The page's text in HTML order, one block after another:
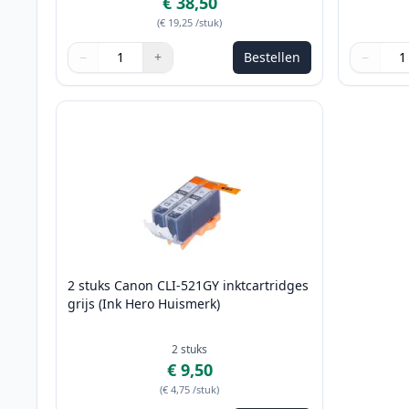
(€ 19,25 /stuk)
Aantal
Gebruik de knoppen om aan te passen
− +
Aantal 1 Bestellen Aantal
Gebruik
−
Aantal 1
2 stuks Canon CLI-521GY inktcartridges
grijs (Ink Hero Huismerk)
2stuks
€ 9,50
(€ 4,75 /stuk)